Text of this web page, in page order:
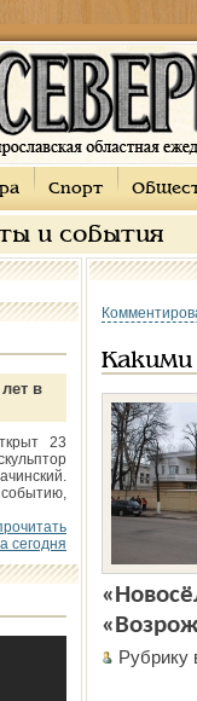
Спорт
и события
в
23
сегодня
Какими